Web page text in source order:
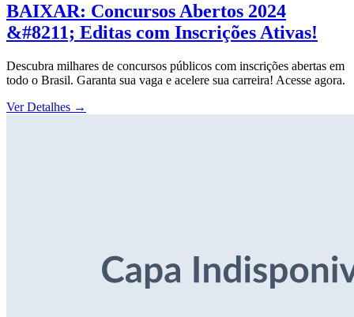
BAIXAR: Concursos Abertos 2024
&#8211; Editas com Inscrições Ativas!
Descubra milhares de concursos públicos com inscrições abertas em
todo o Brasil. Garanta sua vaga e acelere sua carreira! Acesse agora.
Ver Detalhes →